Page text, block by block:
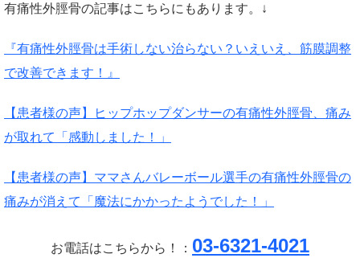
有痛性外脛骨の記事はこちらにもあります。↓
『有痛性外脛骨は手術しない治らない？いえいえ、筋膜調整
で改善できます！』
【患者様の声】ヒップホップダンサーの有痛性外脛骨、痛み
が取れて「感動しました！」
【患者様の声】ママさんバレーボール選手の有痛性外脛骨の
痛みが消えて「魔法にかかったようでした！」
お電話はこちらから！： 03-6321-4021